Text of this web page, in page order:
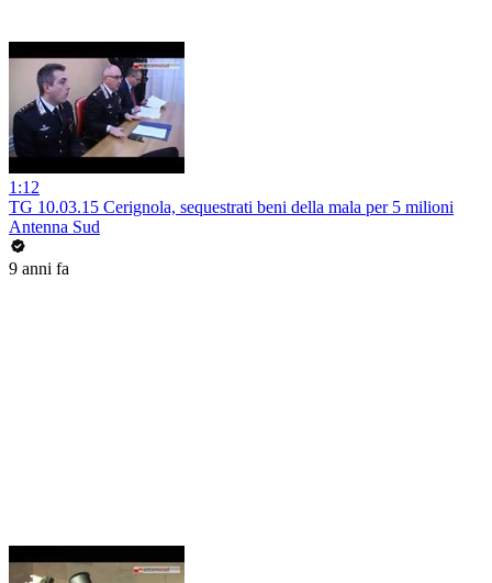
1:12
TG 10.03.15 Cerignola, sequestrati beni della mala per 5 milioni
Antenna Sud
9 anni fa